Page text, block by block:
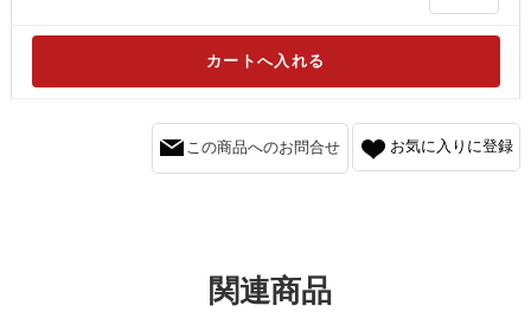
この商品へのお問合せ お気に入りに登録
関連商品